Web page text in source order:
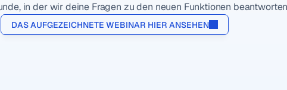
in der wir deine Fragen zu den neuen Funktionen
DAS AUFGEZEICHNETE WEBINAR HIER ANSEHEN